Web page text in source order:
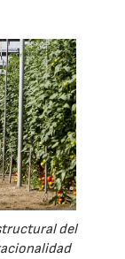
del